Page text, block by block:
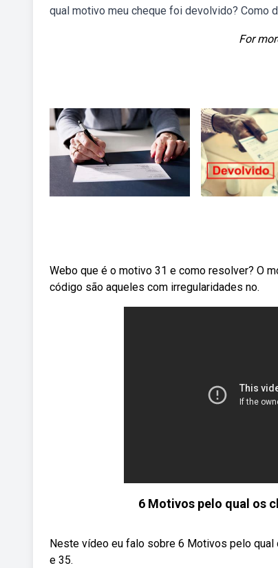
qual motivo meu cheque foi devolvido? Como
For
Webo que é o motivo 31 e como resolver? O
código são aqueles com irregularidades no.
6 Motivos pelo qual os
Neste vídeo eu falo sobre 6 Motivos pelo
e 35.